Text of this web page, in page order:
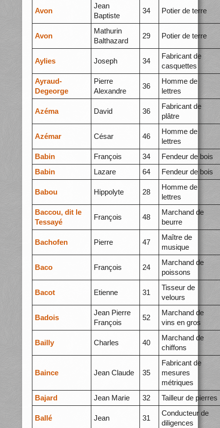
Avon
Jean
Baptiste
34 Potier de terre
Avon
Mathurin
Balthazard
29 Potier de terre
Aylies Joseph 34
Fabricant de
casquettes
Ayraud-
Degeorge
Pierre
Alexandre
36
Homme de
lettres
Azéma David 36
Fabricant de
plâtre
Azémar César 46
Homme de
lettres
Babin
François 34
Fendeur de bois
Babin
Lazare 64 Fendeur de bois
Babou Hippolyte 28
Homme de
lettres
Baccou, dit le
Tessayé
François 48
Marchand de
beurre
Bachofen Pierre 47
Maître de
musique
Baco François 24
Marchand de
poissons
Bacot Etienne 31
Tisseur de
velours
Badois
Jean Pierre
François
52
Marchand de
vins en gros
Bailly Charles 40
Marchand de
chiffons
Baince Jean Claude 35
Fabricant de
mesures
métriques
Bajard
Jean Marie 32 Tailleur de pierres
Ballé Jean 31
Conducteur de
diligences